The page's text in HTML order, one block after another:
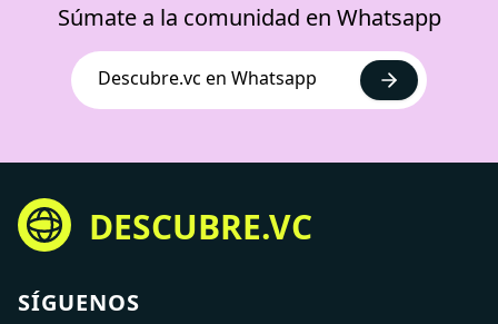
Súmate a la comunidad en Whatsapp
Descubre.vc en Whatsapp
DESCUBRE.VC
SÍGUENOS